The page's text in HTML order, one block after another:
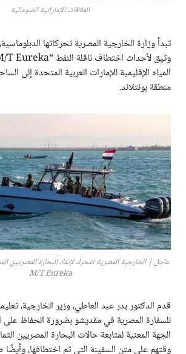
العلاقات الإماراتية الصومالية
تبدأ وزارة الخارجية المصرية تحركاتها
المياه الإقليمية للإمارات العربية المتحدة إلى
منطقة بونتلاند.
عاجل | الخارجية المصرية تتحرك لإنقاذ البحارة المصريين
M/T Eureka
قدم الدكتور بدر عبد العاطي، وزير الخارجية،
للسفارة المصرية في مقديشو بضرورة الحفاظ على
الجهة المعنية لمتابعة حالات البحارة المصريين
وقتهم على متن السفينة التي تم اختطافها،